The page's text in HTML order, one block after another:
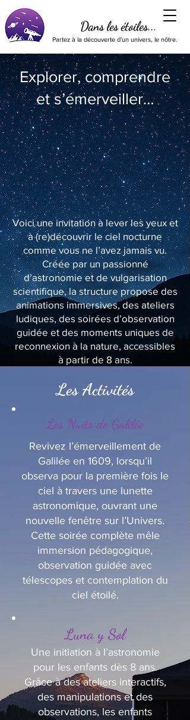
Dans les étoiles...
Partez à la découverte d'un univers, le nôtre.
Explorer, comprendre
et s’émerveiller…
Voici une invitation à lever les yeux et
à (re)découvrir le ciel nocturne
comme vous ne l’avez jamais vu.
Créée par un passionné
d’astronomie et de vulgarisation
scientifique, la structure propose des
animations immersives, des ateliers
ludiques, des soirées d’observation
guidée et des moments uniques de
reconnexion à la nature, accessibles
à partir de 8 ans.
Les Activités
Les Nuits de Galilée
Revivez l’émerveillement de
Galilée en 1609, lorsqu’il
observa pour la première fois le
ciel à travers une lunette
astronomique, ouvrant une
nouvelle fenêtre sur l’Univers.
Cette soirée complète mêle
immersion pédagogique,
observation guidée avec
télescopes et contemplation du
ciel étoilé.
Luna y Sol
Une initiation à l’astronomie
pour les enfants dès 8 ans.
Grâce à des ateliers interactifs,
des manipulations et des
observations, les enfants